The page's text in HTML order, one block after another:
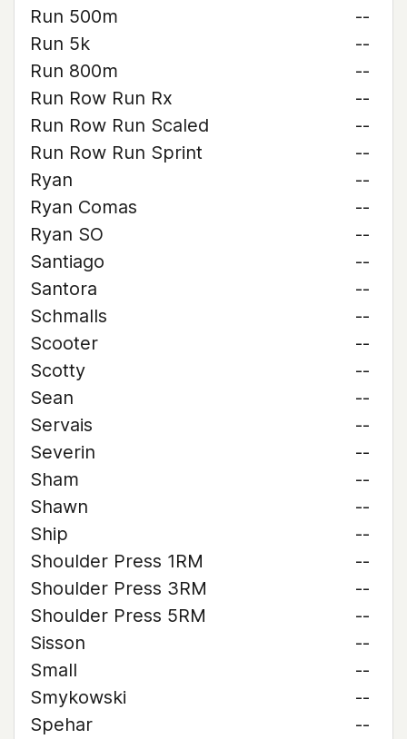
Run 500m
--
Run 5k
--
Run 800m
--
Run Row Run Rx
--
Run Row Run Scaled
--
Run Row Run Sprint
--
Ryan
--
Ryan Comas
--
Ryan SO
--
Santiago
--
Santora
--
Schmalls
--
Scooter
--
Scotty
--
Sean
--
Servais
--
Severin
--
Sham
--
Shawn
--
Ship
--
Shoulder Press 1RM
--
Shoulder Press 3RM
--
Shoulder Press 5RM
--
Sisson
--
Small
--
Smykowski
--
Spehar
--